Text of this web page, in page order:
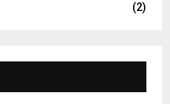
(2)